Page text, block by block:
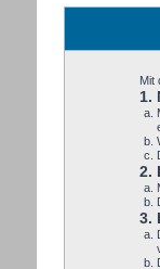
Mit
1.
2.
3.